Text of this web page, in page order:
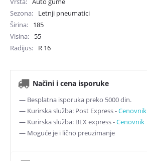
Sezona
Letnji pneumatici
Širina
185
Visina
55
Radijus
R 16
Načini i cena isporuke
— Besplatna isporuka preko 5000 din.
— Kurirska služba: Post Express -Cenovnik
— Kurirska služba: BEX express -Cenovnik
— Moguće je i lično preuzimanje